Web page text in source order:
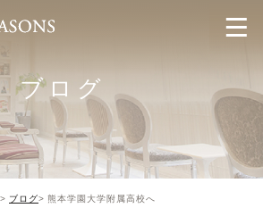
ブログ
ブログ 熊本学園大学附属高校へ